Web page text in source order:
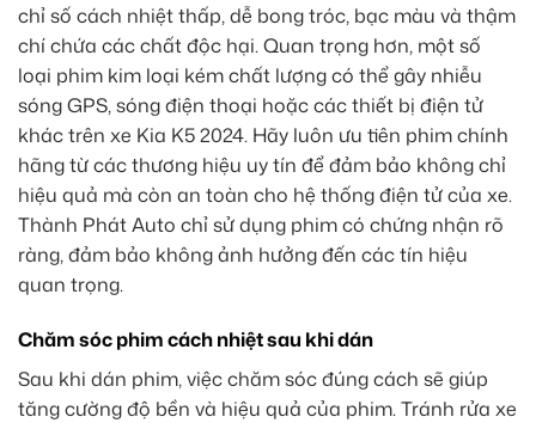
chỉ số cách nhiệt thấp, dễ bong tróc, bạc màu và thậm
chí chứa các chất độc hại. Quan trọng hơn, một số
loại phim kim loại kém chất lượng có thể gây nhiễu
sóng GPS, sóng điện thoại hoặc các thiết bị điện tử
khác trên xe Kia K5 2024. Hãy luôn ưu tiên phim chính
hãng từ các thương hiệu uy tín để đảm bảo không chỉ
hiệu quả mà còn an toàn cho hệ thống điện tử của xe.
Thành Phát Auto chỉ sử dụng phim có chứng nhận rõ
ràng, đảm bảo không ảnh hưởng đến các tín hiệu
quan trọng.
Chăm sóc phim cách nhiệt sau khi dán
Sau khi dán phim, việc chăm sóc đúng cách sẽ giúp
tăng cường độ bền và hiệu quả của phim. Tránh rửa xe